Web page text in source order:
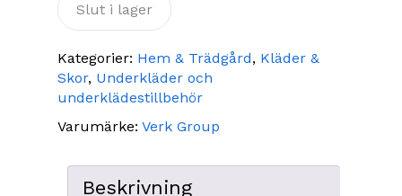
Slut i lager
Kategorier: Hem & Trädgård, Kläder &
Skor, Underkläder och
underklädestillbehör
Varumärke: Verk Group
Beskrivning